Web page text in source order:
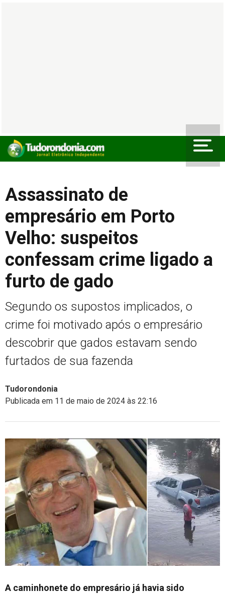
Assassinato de
empresário em Porto
Velho: suspeitos
confessam crime ligado a
furto de gado
Segundo os supostos implicados, o
crime foi motivado após o empresário
descobrir que gados estavam sendo
furtados de sua fazenda
Tudorondonia
Publicada em 11 de maio de 2024 às 22:16
A caminhonete do empresário já havia sido